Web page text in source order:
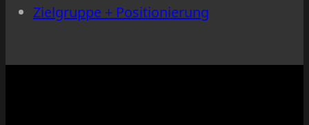
Zielgruppe + Positionierung